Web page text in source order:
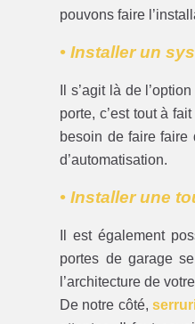
pouvons faire
• Installer un
Il s’agit là de
porte, c’est tout à
besoin de faire faire
d’automatisation.
• Installer une
Il est également
portes de garage
l’architecture de
De notre côté,